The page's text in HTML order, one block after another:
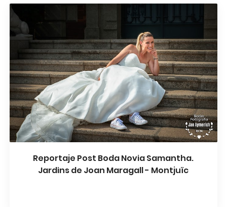
Reportaje Post Boda Novia Samantha.
Jardins de Joan Maragall - Montjuïc